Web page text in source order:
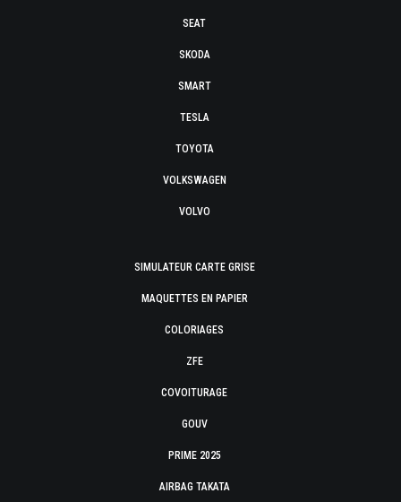
SEAT
SKODA
SMART
TESLA
TOYOTA
VOLKSWAGEN
VOLVO
SIMULATEUR CARTE GRISE
MAQUETTES EN PAPIER
COLORIAGES
ZFE
COVOITURAGE
GOUV
PRIME 2025
AIRBAG TAKATA